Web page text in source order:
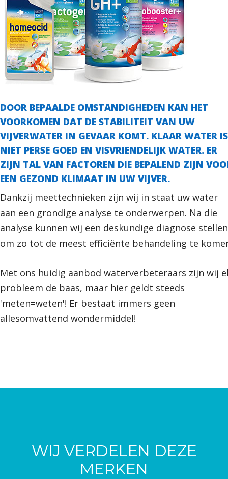
DOOR BEPAALDE OMSTANDIGHEDEN KAN HET
VOORKOMEN DAT DE STABILITEIT VAN UW
VIJVERWATER IN GEVAAR KOMT. KLAAR WATER IS
NIET PERSE GOED EN VISVRIENDELIJK WATER. ER
ZIJN TAL VAN FACTOREN DIE BEPALEND ZIJN
EEN GEZOND KLIMAAT IN UW VIJVER.
Dankzij meettechnieken zijn wij in staat uw water
aan een grondige analyse te onderwerpen. Na die
analyse kunnen wij een deskundige diagnose stellen
om zo tot de meest efficiënte behandeling te
Met ons huidig aanbod waterverbeteraars zijn wij
probleem de baas, maar hier geldt steeds
'meten=weten'! Er bestaat immers geen
allesomvattend wondermiddel!
WIJ VERDELEN DEZE
MERKEN